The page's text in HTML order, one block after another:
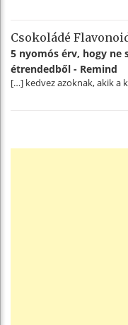
Csokoládé
5 nyomós érv, hogy ne
étrendedből - Remind
[…] kedvez azoknak, akik a